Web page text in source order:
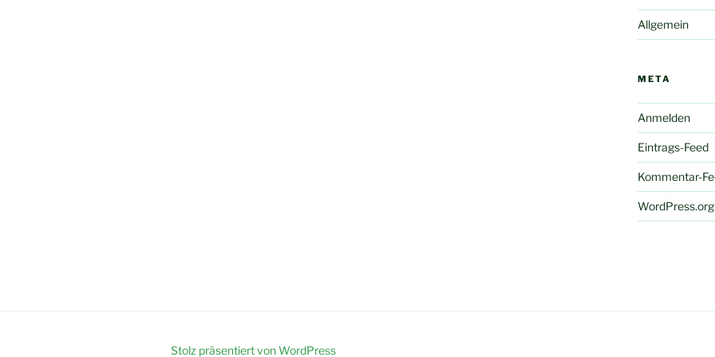
Allgemein
META
Anmelden
Eintrags-Feed
Kommentar-
WordPress.org
Stolz präsentiert von WordPress